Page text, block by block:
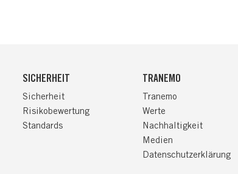
SICHERHEIT
Sicherheit
Risikobewertung
Standards
TRANEMO
Tranemo
Werte
Nachhaltigkeit
Medien
Datenschutzerklärung